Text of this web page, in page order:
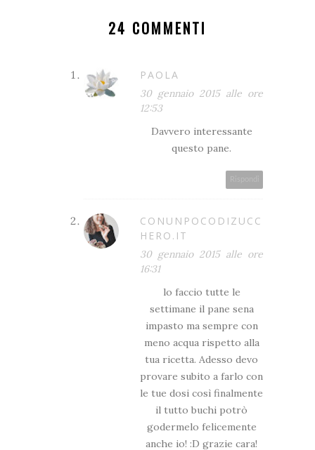
24 COMMENTI
PAOLA
30 gennaio 2015 alle ore
12:53
Davvero interessante
questo pane.
CONUNPOCODIZUCC
HERO.IT
30 gennaio 2015 alle ore
16:31
lo faccio tutte le
settimane il pane sena
impasto ma sempre con
meno acqua rispetto alla
tua ricetta. Adesso devo
provare subito a farlo con
le tue dosi così finalmente
il tutto buchi potrò
godermelo felicemente
anche io! :D grazie cara!